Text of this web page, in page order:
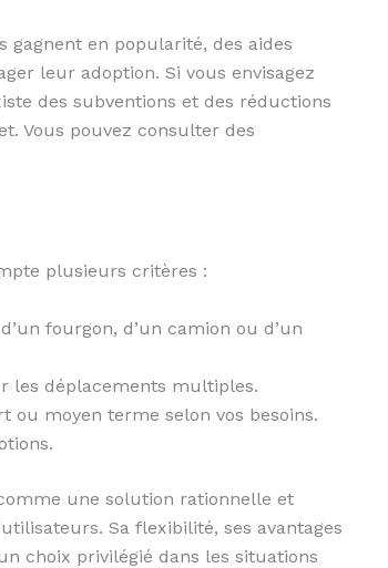
en popularité, des aides
leur adoption. Si vous envisagez
des subventions et des réductions
Vous pouvez consulter des
plusieurs critères :
fourgon, d’un camion ou d’un
les déplacements multiples.
ou moyen terme selon vos besoins.
une solution rationnelle et
Sa flexibilité, ses avantages
choix privilégié dans les situations